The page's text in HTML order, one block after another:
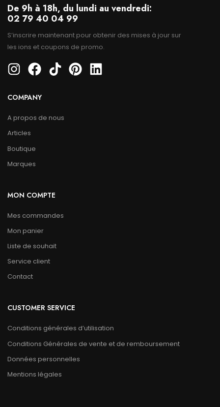
De 9h à 18h, du lundi au vendredi:
02 79 40 04 99
S’inscrire maintenant pour obtenir des mises à jour sur
les ions et coupons de promo.
COMPANY
A propos de nous
Articles
Boutique
Marques
MON COMPTE
Mes commandes
Mon panier
Liste de souhait
Service client
Contact
CUSTOMER SERVICE
Conditions générales d’utilisation
Conditions Générales de vente et de remboursement
Données personnelles
Mentions légales